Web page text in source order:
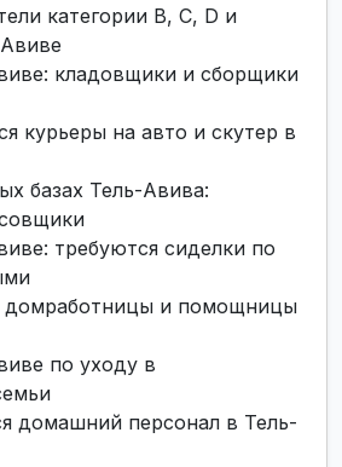
категории B, C, D и
кладовщики и сборщики
курьеры на авто и скутер в
базах Тель-Авива:
требуются сиделки по
домработницы и помощницы
по уходу в
домашний персонал в Тель-